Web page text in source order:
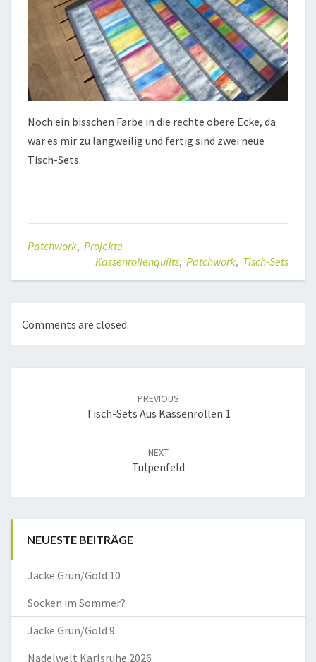
Noch ein bisschen Farbe in die rechte obere Ecke, da
war es mir zu langweilig und fertig sind zwei neue
Tisch-Sets.
Patchwork, Projekte
Kassenrollenquilts, Patchwork, Tisch-Sets
Comments are closed.
PREVIOUS
Tisch-Sets Aus Kassenrollen 1
NEXT
Tulpenfeld
NEUESTE BEITRÄGE
Jacke Grün/Gold 10
Socken im Sommer?
Jacke Grün/Gold 9
Nadelwelt Karlsruhe 2026